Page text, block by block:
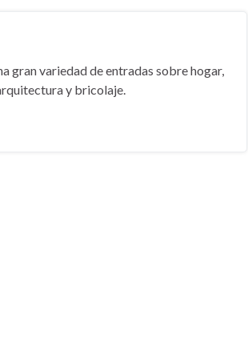
gran variedad de entradas sobre hogar,
y bricolaje.